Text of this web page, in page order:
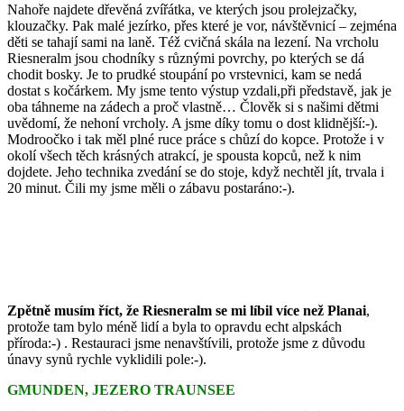
Nahoře najdete dřevěná zvířátka, ve kterých jsou prolejzačky,
klouzačky. Pak malé jezírko, přes které je vor, návštěvnicí – zejména
děti se tahají sami na laně. Též cvičná skála na lezení. Na vrcholu
Riesneralm jsou chodníky s různými povrchy, po kterých se dá
chodit bosky. Je to prudké stoupání po vrstevnici, kam se nedá
dostat s kočárkem. My jsme tento výstup vzdali,při představě, jak je
oba táhneme na zádech a proč vlastně… Člověk si s našimi dětmi
uvědomí, že nehoní vrcholy. A jsme díky tomu o dost klidnější:-).
Modroočko i tak měl plné ruce práce s chůzí do kopce. Protože i v
okolí všech těch krásných atrakcí, je spousta kopců, než k nim
dojdete. Jeho technika zvedání se do stoje, když nechtěl jít, trvala i
20 minut. Čili my jsme měli o zábavu postaráno:-).
Zpětně musím říct, že Riesneralm se mi líbil více než Planai,
protože tam bylo méně lidí a byla to opravdu echt alpskách
příroda:-) . Restauraci jsme nenavštívili, protože jsme z důvodu
únavy synů rychle vyklidili pole:-).
GMUNDEN, JEZERO TRAUNSEE